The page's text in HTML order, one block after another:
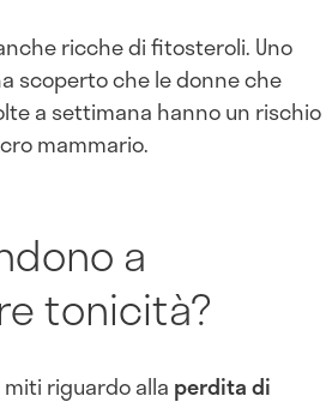
ricche di fitosteroli. Uno
scoperto che le donne che
a settimana hanno un rischio
mammario.
a
tonicità?
miti riguardo alla perdita di